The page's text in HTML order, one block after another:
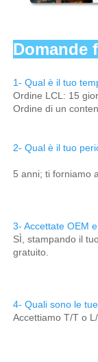
Domande
1- Qual è il tuo
Ordine LCL: 15
Ordine di un
2- Qual è il tuo
5 anni; ti forniamo
3- Accettate OEM
SÌ, stampando il
gratuito.
4- Quali sono le
Accettiamo T/T o